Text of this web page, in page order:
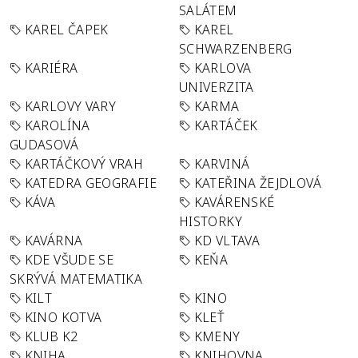
SALÁTEM
KAREL ČAPEK
KAREL
SCHWARZENBERG
KARIÉRA
KARLOVA
UNIVERZITA
KARLOVY VARY
KARMA
KAROLÍNA
GUDASOVÁ
KARTÁČEK
KARTÁČKOVÝ VRAH
KARVINÁ
KATEDRA GEOGRAFIE
KATEŘINA ŽEJDLOVÁ
KÁVA
KAVÁRENSKÉ
HISTORKY
KAVÁRNA
KD VLTAVA
KDE VŠUDE SE
SKRÝVÁ MATEMATIKA
KEŇA
KILT
KINO
KINO KOTVA
KLEŤ
KLUB K2
KMENY